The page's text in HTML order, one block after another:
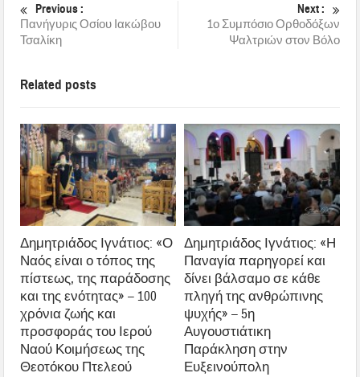
Previous :
Πανήγυρις Οσίου Ιακώβου
Τσαλίκη
Next :
1ο Συμπόσιο Ορθοδόξων
Ψαλτριών στον Βόλο
Related posts
Δημητριάδος Ιγνάτιος: «Ο
Ναός είναι ο τόπος της
πίστεως, της παράδοσης
και της ενότητας» – 100
χρόνια ζωής και
προσφοράς του Ιερού
Ναού Κοιμήσεως της
Θεοτόκου Πτελεού
Δημητριάδος Ιγνάτιος: «Η
Παναγία παρηγορεί και
δίνει βάλσαμο σε κάθε
πληγή της ανθρώπινης
ψυχής» – 5η
Αυγουστιάτικη
Παράκληση στην
Ευξεινούπολη